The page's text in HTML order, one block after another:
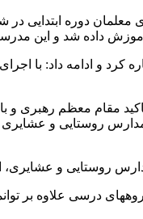
مقام معظم رهبری و
درسی علاوه بر